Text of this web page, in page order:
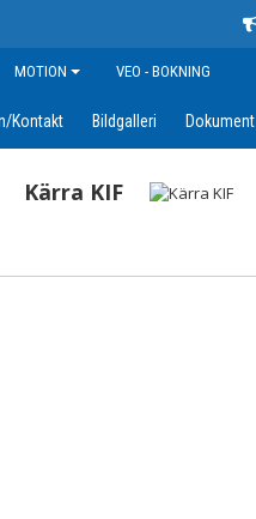
MOTION VEO - BOKNING
Kontakt Bildgalleri Dokument
Kärra KIF